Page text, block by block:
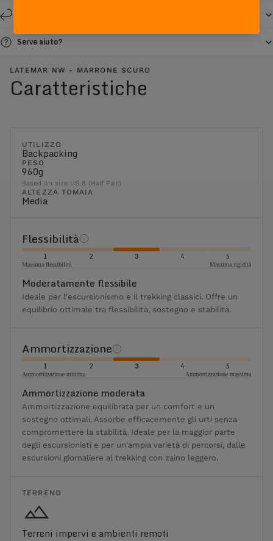
Serve aiuto?
LATEMAR NW - MARRONE SCURO
Caratteristiche
UTILIZZO
Backpacking
PESO
960g
Based on size US 8 (Half Pair)
ALTEZZA TOMAIA
Media
Flessibilità
1 2 3 4 5
Massima flessibilità Massima rigidità
Moderatamente flessibile
Ideale per l'escursionismo e il trekking classici. Offre un
equilibrio ottimale tra flessibilità, sostegno e stabilità.
Ammortizzazione
1 2 3 4 5
Ammortizzazione minima Ammortizzazione massima
Ammortizzazione moderata
Ammortizzazione equilibrata per un comfort e un
sostegno ottimali. Assorbe efficacemente gli urti senza
compromettere la stabilità. Ideale per la maggior parte
degli escursionisti e per un'ampia varietà di percorsi, dalle
escursioni giornaliere al trekking con zaino leggero.
TERRENO
Terreni impervi e ambienti remoti